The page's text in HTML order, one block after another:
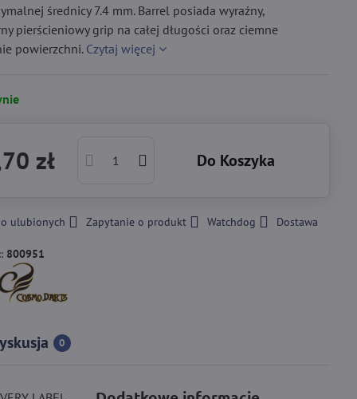
średnicy 7.4 mm. Barrel posiada wyraźny,
pierścieniowy grip na całej długości oraz ciemne
powierzchni. Czytaj więcej
zł Do Koszyka
ulubionych Zapytanie o produkt Watchdog Dostawa
800951
0